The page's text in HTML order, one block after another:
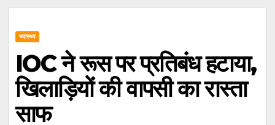
स्वास्थ्य
IOC ने रूस पर प्रतिबंध हटाया,
खिलाड़ियों की वापसी का रास्ता
साफ